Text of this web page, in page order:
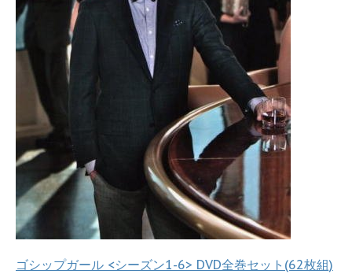
ゴシップガール <シーズン1-6> DVD全巻セット(62枚組)